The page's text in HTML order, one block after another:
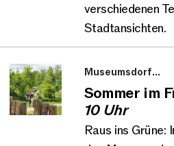
verschiedenen
Stadtansichten.
Museumsdorf
Düppel
Sommer im
10 Uhr
Raus ins Grüne: